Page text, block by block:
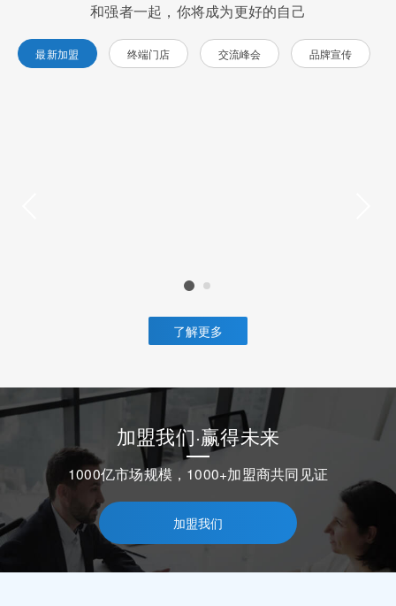
和强者一起，你将成为更好的自己
最新加盟 终端门店 交流峰会 品牌宣传
了解更多
加盟我们·赢得未来
1000亿市场规模，1000+加盟商共同见证
加盟我们